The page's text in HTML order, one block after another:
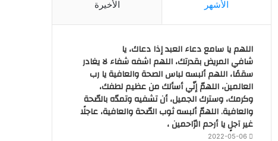
الأشهر الأخيرة
اللهم يا سامع دعاء العبد إذا دعاك، يا
شافي المريض بقدرتك، اللهم اشفه شفاء لا يغادر
سقمًا، اللهم ألبسه لباس الصحة والعافية يا رب
العالمين، اللهمّ إنّي أسألك من عظيم لطفك،
وكرمك، وسترك الجميل، أن تشفيه وتمدّه بالصّحة
والعافية. اللهمّ ألبسه ثوب الصّحة والعافية، عاجلًا
غير آجلٍ يا أرحم الرّاحمين ،
2022-05-06